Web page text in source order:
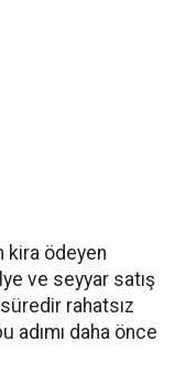
kira ödeyen
ve seyyar satış
rahatsız
adımı daha önce